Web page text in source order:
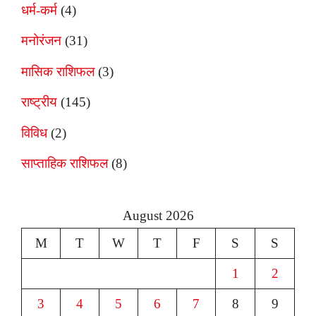
धर्म-कर्म (4)
मनोरंजन (31)
मासिक राशिफल(3)
राष्ट्रीय (145)
विविध(2)
साप्ताहिक राशिफल(8)
August 2026
M
T W T F S S
1 2
3 4 5 6 7 8 9